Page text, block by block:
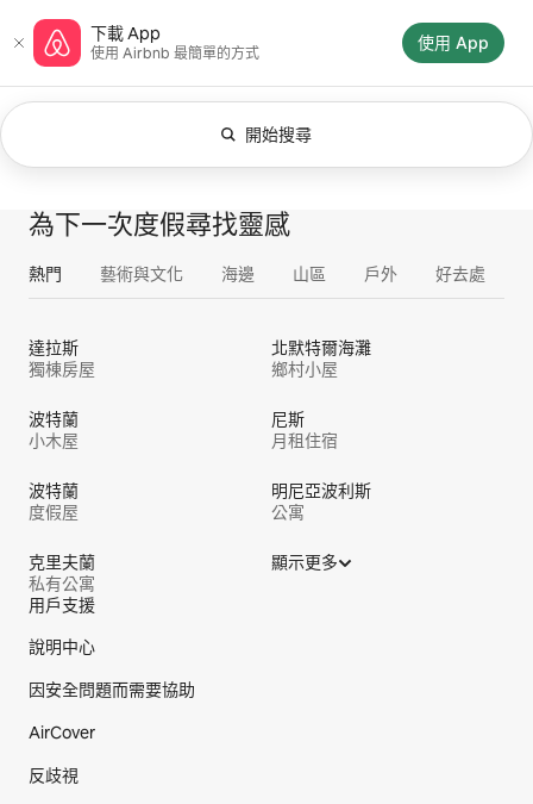
過
前
往
內
容
Airbnb首頁
下載 App
使用 Airbnb 最⁠簡⁠單⁠的方⁠式
使用 App
開始搜尋
已套用的篩選條件：任何時間變更搜尋。
全部
房源 體驗
為下一次度假尋找靈感
熱門 藝術與文化 海邊 山區 戶外 好去處
達拉斯
獨棟房屋
北默特爾海灘
鄉村小屋
波特蘭
小木屋
尼斯
月租住宿
波特蘭
度假屋
明尼亞波利斯
公寓
克里夫蘭
私有公寓
顯示更多
網站頁尾
用戶支援
說明中心
因安全問題而需要協助
AirCover
反歧視